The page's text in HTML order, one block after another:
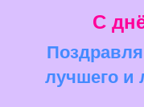
С
лучшего и